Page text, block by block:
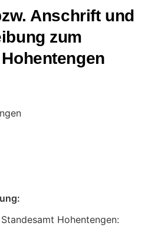
Anschrift und
zum
Hohentengen: